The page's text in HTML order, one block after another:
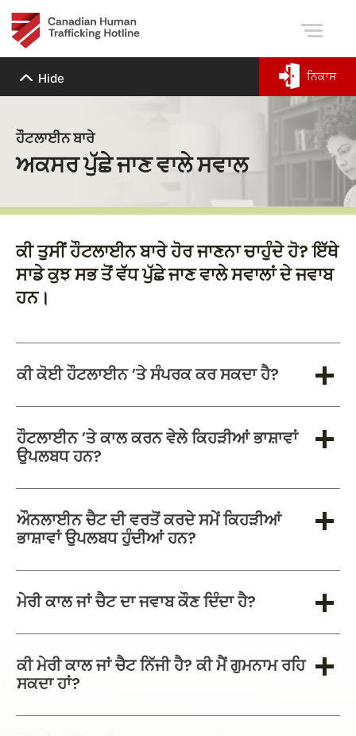
Hide ਨਿਕਾਸ
ਹੌਟਲਾਈਨ ਬਾਰੇ
ਅਕਸਰ ਪੁੱਛੇ ਜਾਣ ਵਾਲੇ ਸਵਾਲ
ਕੀ ਤੁਸੀਂ ਹੌਟਲਾਈਨ ਬਾਰੇ ਹੋਰ ਜਾਣਨਾ ਚਾਹੁੰਦੇ ਹੋ? ਇੱਥੇ
ਸਾਡੇ ਕੁਝ ਸਭ ਤੋਂ ਵੱਧ ਪੁੱਛੇ ਜਾਣ ਵਾਲੇ ਸਵਾਲਾਂ ਦੇ ਜਵਾਬ
ਹਨ।
ਕੀ ਕੋਈ ਹੌਟਲਾਈਨ 'ਤੇ ਸੰਪਰਕ ਕਰ ਸਕਦਾ ਹੈ?
ਹੌਟਲਾਈਨ 'ਤੇ ਕਾਲ ਕਰਨ ਵੇਲੇ ਕਿਹੜੀਆਂ ਭਾਸ਼ਾਵਾਂ
ਉਪਲਬਧ ਹਨ?
ਔਨਲਾਈਨ ਚੈਟ ਦੀ ਵਰਤੋਂ ਕਰਦੇ ਸਮੇਂ ਕਿਹੜੀਆਂ
ਭਾਸ਼ਾਵਾਂ ਉਪਲਬਧ ਹੁੰਦੀਆਂ ਹਨ?
ਮੇਰੀ ਕਾਲ ਜਾਂ ਚੈਟ ਦਾ ਜਵਾਬ ਕੌਣ ਦਿੰਦਾ ਹੈ?
ਕੀ ਮੇਰੀ ਕਾਲ ਜਾਂ ਚੈਟ ਨਿੱਜੀ ਹੈ? ਕੀ ਮੈਂ ਗੁਮਨਾਮ ਰਹਿ
ਸਕਦਾ ਹਾਂ?